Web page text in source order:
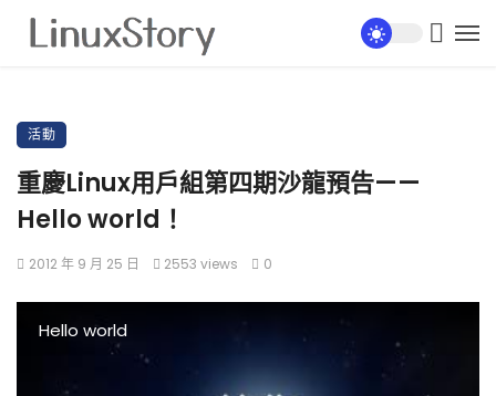
活動
重慶Linux用戶組第四期沙龍預告——
Hello world！
2012 年 9 月 25 日 2553 views 0
Hello world